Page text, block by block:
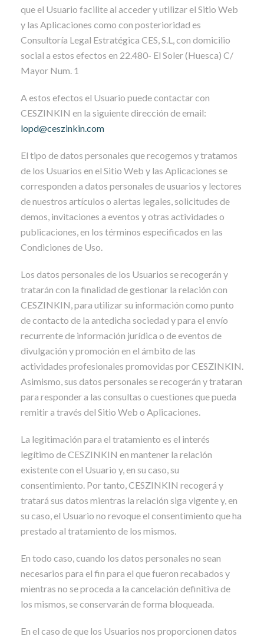
que el Usuario facilite al acceder y utilizar el Sitio Web
y las Aplicaciones como con posterioridad es
Consultoría Legal Estratégica CES, S.L, con domicilio
social a estos efectos en 22.480- El Soler (Huesca) C/
Mayor Num. 1
A estos efectos el Usuario puede contactar con
CESZINKIN en la siguiente dirección de email:
lopd@ceszinkin.com
El tipo de datos personales que recogemos y tratamos
de los Usuarios en el Sitio Web y las Aplicaciones se
corresponden a datos personales de usuarios y lectores
de nuestros artículos o alertas legales, solicitudes de
demos, invitaciones a eventos y otras actividades o
publicaciones, en los términos especificados en las
Condiciones de Uso.
Los datos personales de los Usuarios se recogerán y
tratarán con la finalidad de gestionar la relación con
CESZINKIN, para utilizar su información como punto
de contacto de la antedicha sociedad y para el envío
recurrente de información jurídica o de eventos de
divulgación y promoción en el ámbito de las
actividades profesionales promovidas por CESZINKIN.
Asimismo, sus datos personales se recogerán y trataran
para responder a las consultas o cuestiones que pueda
remitir a través del Sitio Web o Aplicaciones.
La legitimación para el tratamiento es el interés
legítimo de CESZINKIN en mantener la relación
existente con el Usuario y, en su caso, su
consentimiento. Por tanto, CESZINKIN recogerá y
tratará sus datos mientras la relación siga vigente y, en
su caso, el Usuario no revoque el consentimiento que ha
prestado al tratamiento de los mismos.
En todo caso, cuando los datos personales no sean
necesarios para el fin para el que fueron recabados y
mientras no se proceda a la cancelación definitiva de
los mismos, se conservarán de forma bloqueada.
En el caso de que los Usuarios nos proporcionen datos